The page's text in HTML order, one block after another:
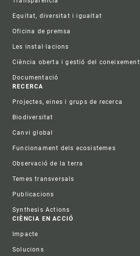
Equitat, diversitat i igualtat
Oficina de premsa
Les instal·lacions
Ciència oberta i gestió del coneixement
Documentació
RECERCA
Projectes, eines i grups de recerca
Biodiversitat
Canvi global
Funcionament dels ecosistemes
Observació de la terra
Temes transversals
Publicacions
Synthesis Actions
CIÈNCIA EN ACCIÓ
Impacte
Solucions